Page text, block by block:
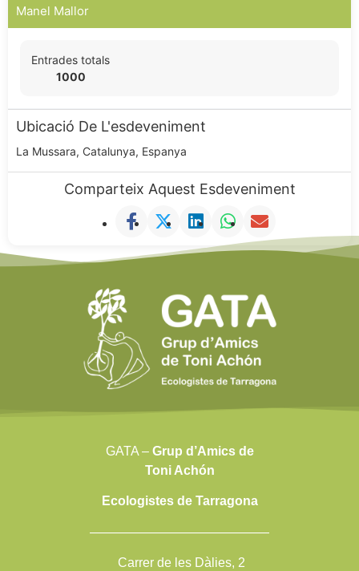
Manel Mallor
Entrades totals
1000
Ubicació De L'esdeveniment
La Mussara, Catalunya, Espanya
Comparteix Aquest Esdeveniment
GATA – Grup d’Amics de
Toni Achón
Ecologistes de Tarragona
——————————————
Carrer de les Dàlies, 2